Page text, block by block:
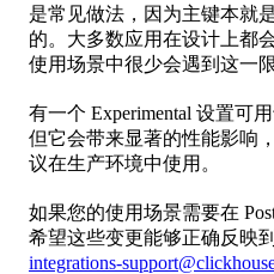
是常见做法，因为主键本就
的。大多数应用在设计上都
使用场景中很少会遇到这一限
有一个 Experimental 设置可
但它会带来显著的性能影响
议在生产环境中使用。
如果您的使用场景需要在
希望这些变更能够正确反映
integrations-